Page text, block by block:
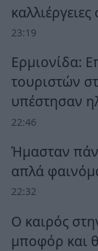
23:19
Ερμιονίδα:
τουριστών
υπέστησαν
22:46
Ήμασταν
απλά
22:32
Ο καιρός
μποφόρ και